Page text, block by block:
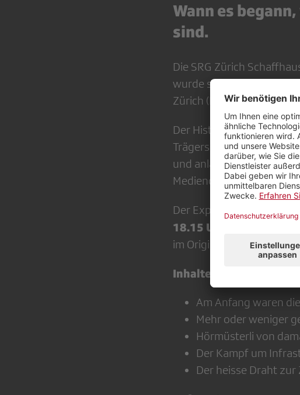
Wann es
sind.
Die SRG Zürich
wurde sie am 16.
Zürich (RGZ)». Die
Der Historiker und
Trägerschaft
und anlässlich des
Medienqualität und
Der Experte gibt am Kurs
18.15 Uhr - ca. 20.45 Uhr
im Originalton erklingen.
Inhalte:
Am Anfang waren
Mehr oder weniger
Hörmüsterli von
Der Kampf um
Der heisse Draht